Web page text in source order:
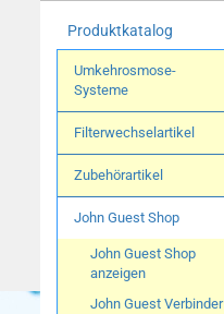
Produktkatalog
Umkehrosmose-
Systeme
Filterwechselartikel
Zubehörartikel
John Guest Shop
John Guest Shop
anzeigen
John Guest Verbinder